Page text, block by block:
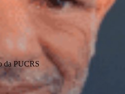
da PUCRS